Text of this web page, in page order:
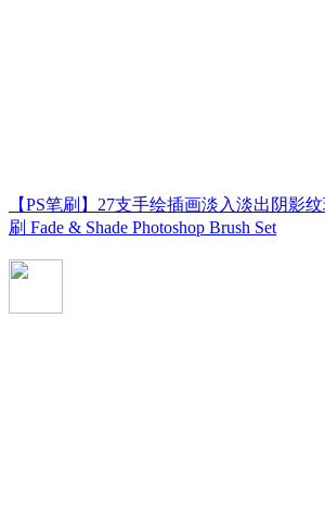
【PS笔刷】27支手绘插画淡入淡出阴影
刷 Fade & Shade Photoshop Brush Set